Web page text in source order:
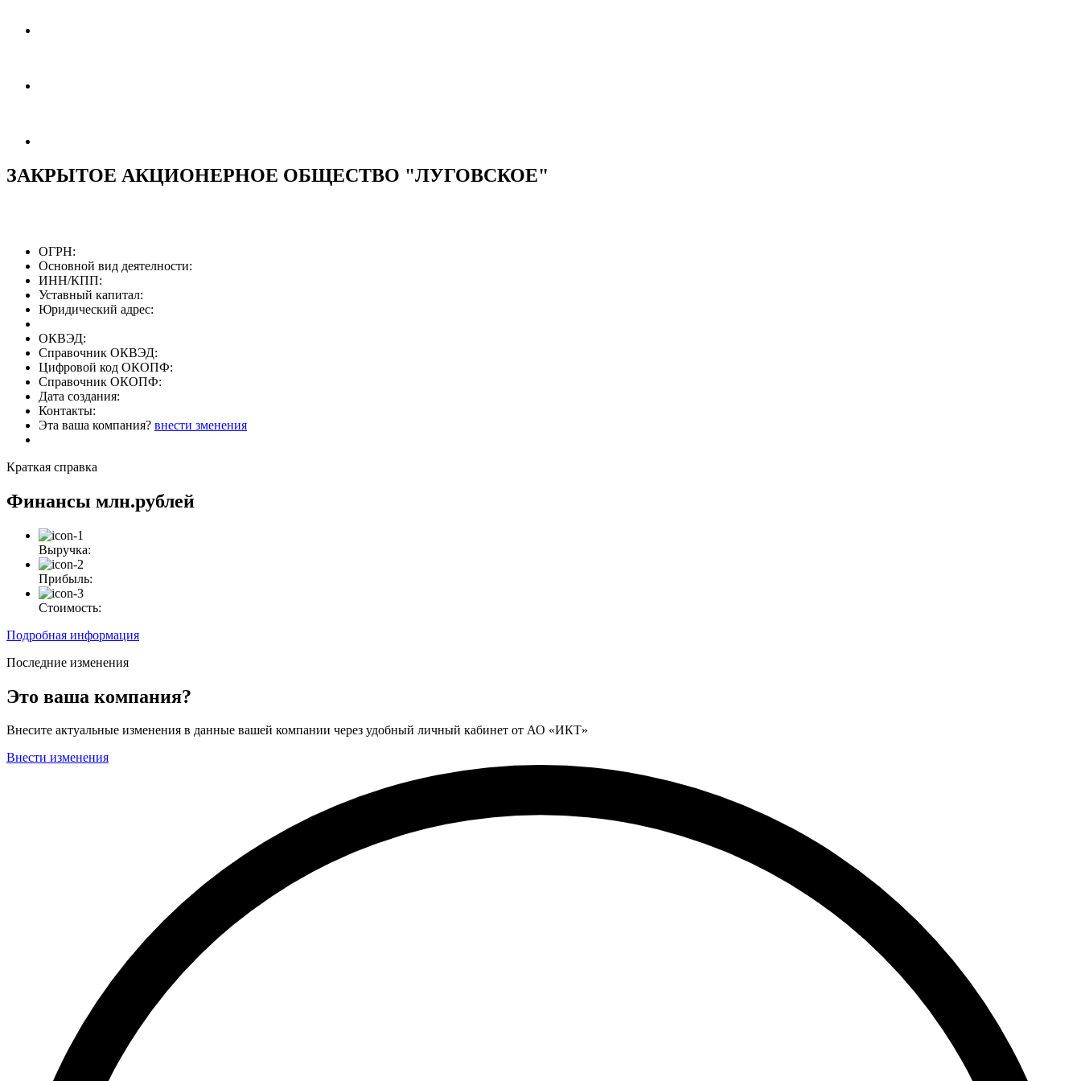
ЗАКРЫТОЕ АКЦИОНЕРНОЕ ОБЩЕСТВО "ЛУГОВСКОЕ"
ОГРН:
Основной вид деятелности:
ИНН/КПП:
Уставный капитал:
Юридический адрес:
ОКВЭД:
Справочник ОКВЭД:
Цифровой код ОКОПФ:
Справочник ОКОПФ:
Дата создания:
Контакты:
Эта ваша компания? внести зменения
Краткая справка
Финансы млн.рублей
Выручка:
Прибыль:
Стоимость:
Подробная информация
Последние изменения
Это ваша компания?
Внесите актуальные изменения в данные вашей компании через удобный личный кабинет от АО «ИКТ»
Внести изменения